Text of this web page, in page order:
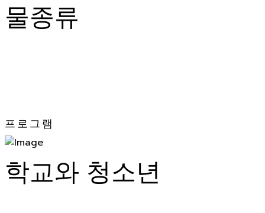
물종류
프로그램
학교와 청소년